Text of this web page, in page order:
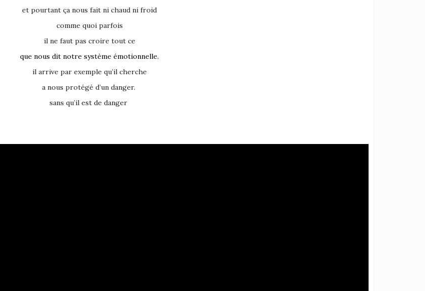
et pourtant ça nous fait ni chaud ni froid
comme quoi parfois
il ne faut pas croire tout ce
que nous dit notre système émotionnelle.
il arrive par exemple qu’il cherche
a nous protégé d’un danger.
sans qu’il est de danger